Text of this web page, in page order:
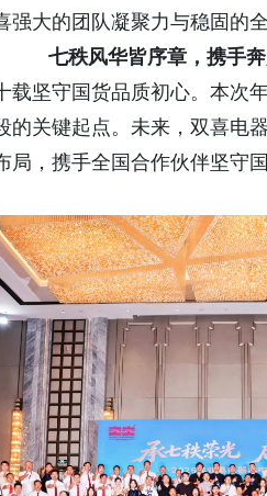
强大的团队凝聚力与稳固的
七秩风华皆序章，携手
载坚守国货品质初心。本次
的关键起点。未来，双喜电
局，携手全国合作伙伴坚守